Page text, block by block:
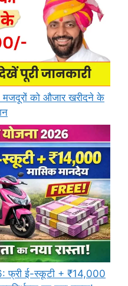
को औजार खरीदने के
फ्री ई-स्कूटी + ₹14,000